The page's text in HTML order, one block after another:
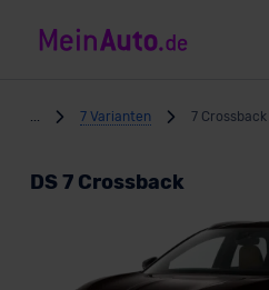
7 Varianten 7 Crossback
DS 7 Crossback